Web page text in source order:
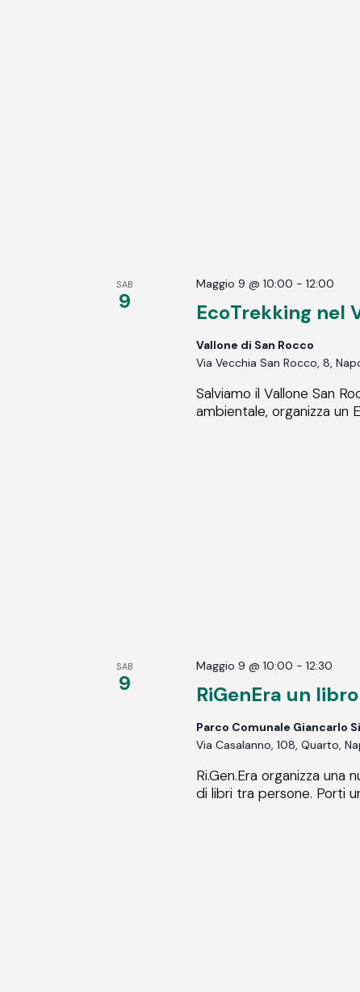
SAB
9 EcoTrekking nel
Maggio 9 @ 10:00 -12:00
Vallone di San Rocco
Via Vecchia San Rocco, 8,
Salviamo il Vallone San
ambientale, organizza un
SAB
9 RiGenEra un libro
Maggio 9 @ 10:00 -12:30
Parco Comunale Giancarlo
Via Casalanno, 108, Quarto,
Ri.Gen.Era organizza una
di libri tra persone. Porti